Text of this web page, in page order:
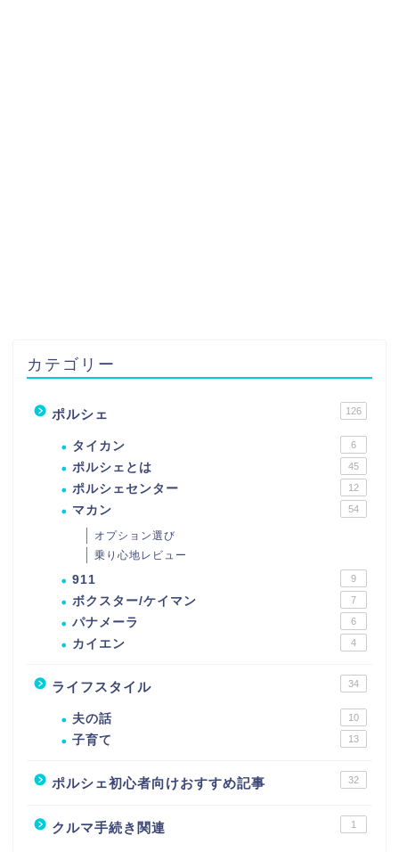
カテゴリー
ポルシェ 126
タイカン 6
ポルシェとは 45
ポルシェセンター 12
マカン 54
オプション選び
乗り心地レビュー
911 9
ボクスター/ケイマン 7
パナメーラ 6
カイエン 4
ライフスタイル 34
夫の話 10
子育て 13
ポルシェ初心者向けおすすめ記事 32
クルマ手続き関連 1